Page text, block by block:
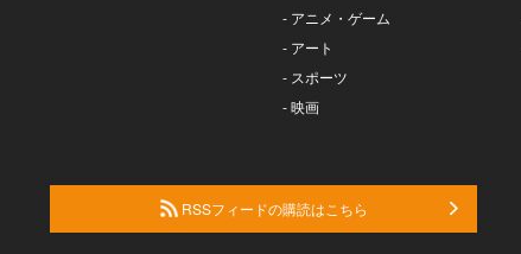
- アニメ・ゲーム
- アート
- スポーツ
- 映画
RSSフィードの購読はこちら